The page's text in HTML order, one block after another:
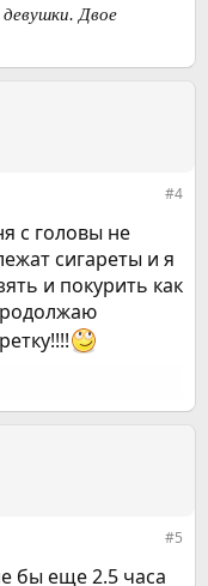
Двое
#4
с головы не
сигареты и я
и покурить как
#5
бы еще 2.5 часа